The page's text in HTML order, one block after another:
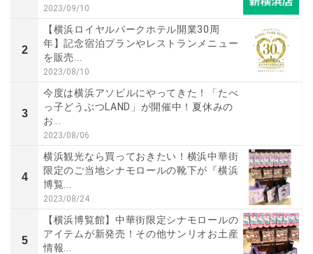
2023/09/10
2
【横浜ロイヤルパークホテル開業30周
年】記念宿泊プランやレストランメニュー
を販売...
2023/08/10
3
今度は横浜アソビルにやってきた！「たべ
っ子どうぶつLAND」が開催中！夏休みの
お...
2023/08/06
4
横浜観光なら買っておきたい！横浜中華街
限定のご当地シナモロールの靴下が『横浜
博覧...
2023/08/24
5
【横浜博覧館】中華街限定シナモロールの
アイテムが新発売！その他サンリオお土産
情報...